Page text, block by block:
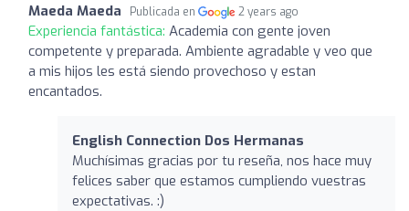
Maeda Maeda Publicada en 2 years ago
Experiencia fantástica: Academia con gente joven
competente y preparada. Ambiente agradable y veo que
a mis hijos les está siendo provechoso y estan
encantados.
English Connection Dos Hermanas
Muchísimas gracias por tu reseña, nos hace muy
felices saber que estamos cumpliendo vuestras
expectativas. :)